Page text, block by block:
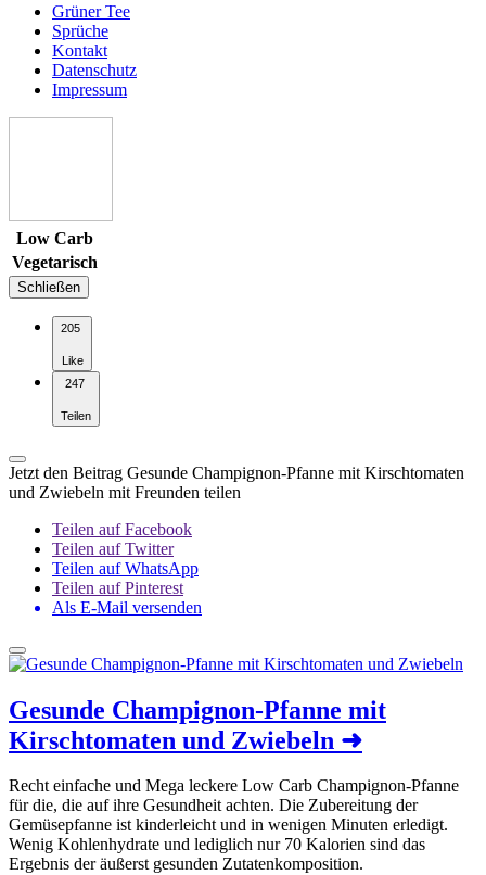
Grüner Tee
Sprüche
Kontakt
Datenschutz
Impressum
Low Carb
Vegetarisch
Schließen
205
Like
247
Teilen
Jetzt den Beitrag Gesunde Champignon-Pfanne mit Kirschtomaten
und Zwiebeln mit Freunden teilen
Teilen auf Facebook
Teilen auf Twitter
Teilen auf WhatsApp
Teilen auf Pinterest
Als E-Mail versenden
Gesunde Champignon-Pfanne mit
Kirschtomaten und Zwiebeln ➜
Recht einfache und Mega leckere Low Carb Champignon-Pfanne
für die, die auf ihre Gesundheit achten. Die Zubereitung der
Gemüsepfanne ist kinderleicht und in wenigen Minuten erledigt.
Wenig Kohlenhydrate und lediglich nur 70 Kalorien sind das
Ergebnis der äußerst gesunden Zutatenkomposition.